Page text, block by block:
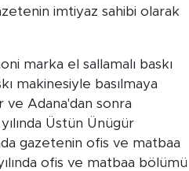
imtiyaz sahibi olarak
marka el sallamalı baskı
makinesiyle basılmaya
ve Adana'dan sonra
Üstün Ünügür
gazetenin ofis ve matbaa
ofis ve matbaa bölümü